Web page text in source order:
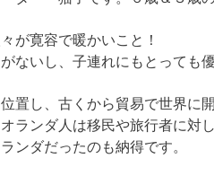
が寛容で暖かいこと！
ないし、子連れにもとっても優
置し、古くから貿易で世界に
ランダ人は移民や旅行者に対
ンダだったのも納得です。